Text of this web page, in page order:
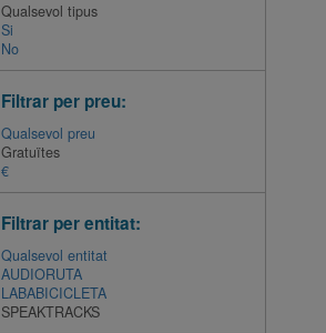
Qualsevol tipus
Si
No
Filtrar per preu:
Qualsevol preu
Gratuïtes
€
Filtrar per entitat:
Qualsevol entitat
AUDIORUTA
LABABICICLETA
SPEAKTRACKS